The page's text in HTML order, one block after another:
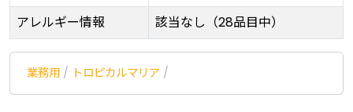
アレルギー情報
該当なし（28品目中）
業務用 / トロピカルマリア /